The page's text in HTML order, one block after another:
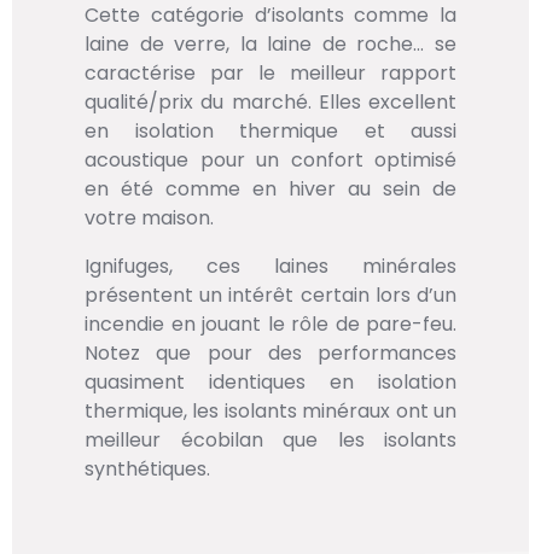
Cette catégorie d’isolants comme la
laine de verre, la laine de roche… se
caractérise par le meilleur rapport
qualité/prix du marché. Elles excellent
en isolation thermique et aussi
acoustique pour un confort optimisé
en été comme en hiver au sein de
votre maison.
Ignifuges, ces laines minérales
présentent un intérêt certain lors d’un
incendie en jouant le rôle de pare-feu.
Notez que pour des performances
quasiment identiques en isolation
thermique, les isolants minéraux ont un
meilleur écobilan que les isolants
synthétiques.